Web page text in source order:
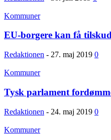
Kommuner
EU-borgere kan få
Redaktionen - 27. maj 2019 0
Kommuner
Tysk parlament
Redaktionen - 24. maj 2019 0
Kommuner